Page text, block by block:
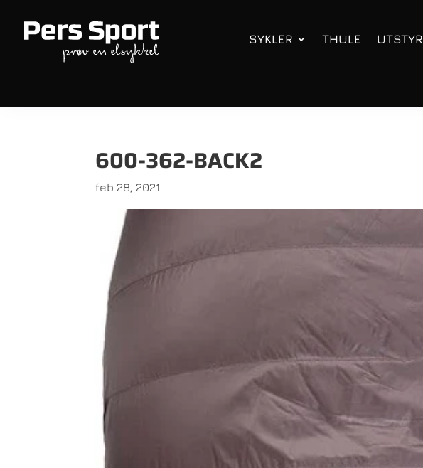
SYKLER THULE UTSTYR
600-362-BACK2
feb 28, 2021